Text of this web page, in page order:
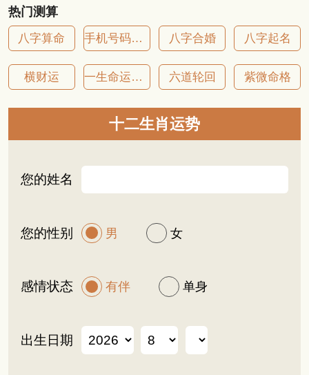
热门测算
八字算命 手机号码吉凶 八字合婚 八字起名
横财运 一生命运详批 六道轮回 紫微命格
十二生肖运势
您的姓名
您的性别 男 女
感情状态 有伴 单身
出生日期